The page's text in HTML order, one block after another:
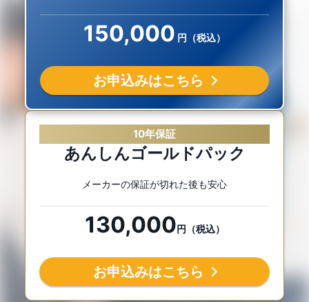
150,000 円（税込）
お申込みはこちら
10年保証
あんしんゴールドパック
メーカーの保証が切れた後も安心
130,000円（税込）
お申込みはこちら